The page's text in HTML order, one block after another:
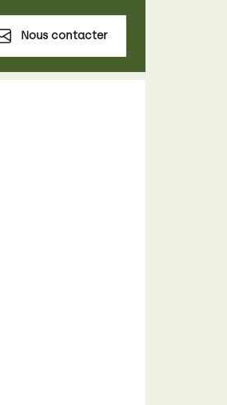
Nous contacter